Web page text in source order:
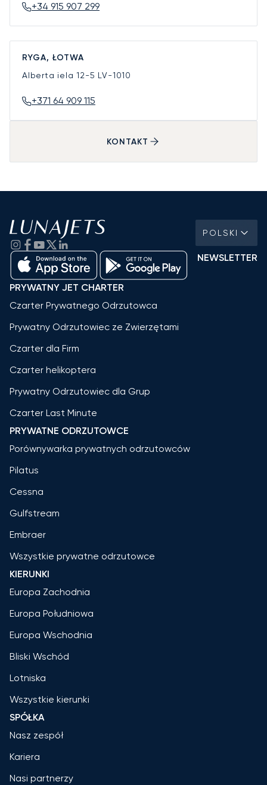
+34 915 907 299
RYGA, ŁOTWA
Alberta iela 12-5 LV-1010
+371 64 909 115
KONTAKT
POLSKI
NEWSLETTER
PRYWATNY JET CHARTER
Czarter Prywatnego Odrzutowca
Prywatny Odrzutowiec ze Zwierzętami
Czarter dla Firm
Czarter helikoptera
Prywatny Odrzutowiec dla Grup
Czarter Last Minute
PRYWATNE ODRZUTOWCE
Porównywarka prywatnych odrzutowców
Pilatus
Cessna
Gulfstream
Embraer
Wszystkie prywatne odrzutowce
KIERUNKI
Europa Zachodnia
Europa Południowa
Europa Wschodnia
Bliski Wschód
Lotniska
Wszystkie kierunki
SPÓŁKA
Nasz zespół
Kariera
Nasi partnerzy